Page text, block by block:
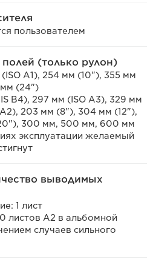
пользователем
(только рулон)
A1), 254 мм (10"), 355 мм
мм (24")
B4), 297 мм (ISO A3), 329 мм
203 мм (8"), 304 мм (12"),
300 мм, 500 мм, 600 мм
эксплуатации желаемый
выводимых
1 лист
листов A2 в альбомной
случаев сильного